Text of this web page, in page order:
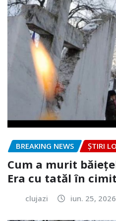
BREAKING NEWS ȘTIRI
Cum a murit
Era cu tatăl în
clujazi iun. 25, 2026